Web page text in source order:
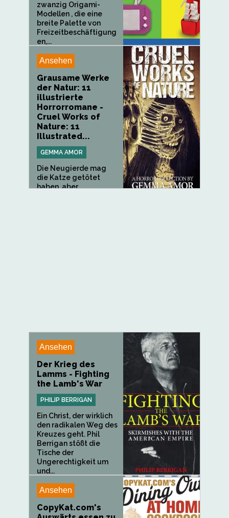
zwanzig Origami-
Modellen , die eine
breite Palette von
Freizeitbeschäftigung
en,...
Ansehen
Grausame Werke
der Natur: 11
illustrierte
Horrorromane -
Cruel Works of
Nature: 11
Illustrated...
GEMMA AMOR
Die Neugierde mag
die Katze getötet
haben, aber...
Ansehen
Der Krieg des
Lamms - Fighting
the Lamb's War
PHILIP BERRIGAN
Ein Christ, der wirklich
den radikalen Weg des
Kreuzes geht. Phil
Berrigan stößt die
Tische der
Ungerechtigkeit um
und...
Ansehen
CopyKat.com's